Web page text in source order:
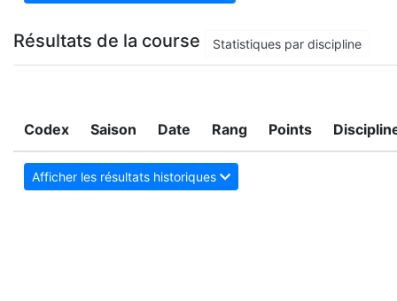
Résultats de la course Statistiques par discipline
Codex Saison Date Rang Points
Afficher les résultats historiques